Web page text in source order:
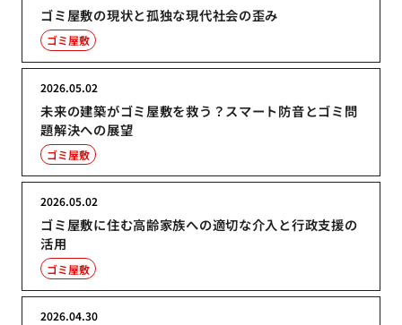
ゴミ屋敷の現状と孤独な現代社会の歪み
ゴミ屋敷
未来の建築がゴミ屋敷を救う？スマート防音とゴミ問
題解決への展望
2026.05.02
ゴミ屋敷
ゴミ屋敷に住む高齢家族への適切な介入と行政支援の
活用
2026.05.02
ゴミ屋敷
2026.04.30